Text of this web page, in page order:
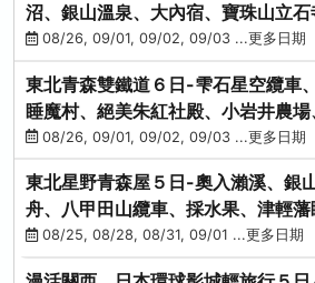
沼、銀山溫泉、大內宿、寶珠山立
肉吃到飽
08/26, 09/01, 09/02, 09/03 ...更多日期
東北青森雙鐵道６日-雫石星空纜車
睡魔村、絕美朱紅社殿、小岩井農
進免稅店)
08/26, 09/01, 09/02, 09/03 ...更多日期
東北星野青森屋５日-奧入瀨溪、銀
舟、八甲田山纜車、採水果、津輕
法式料理(不進免稅店)
08/25, 08/28, 08/31, 09/01 ...更多日期